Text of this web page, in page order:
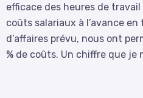
efficace des heures de
coûts salariaux à l’avance
d’affaires prévu, nous ont
% de coûts. Un chiffre que je